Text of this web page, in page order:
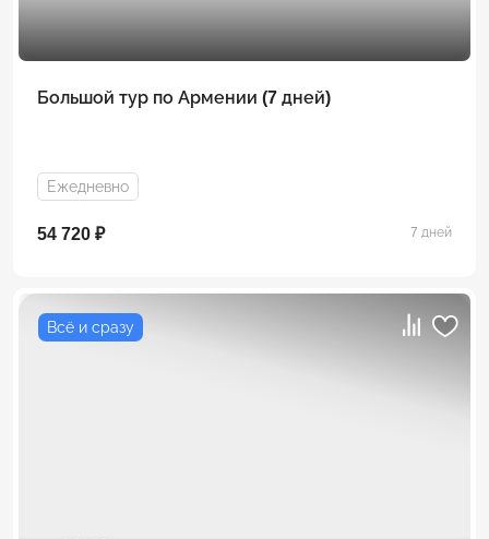
Большой тур по Армении (7 дней)
Ежедневно
54 720 ₽ 7 дней
Всё и сразу